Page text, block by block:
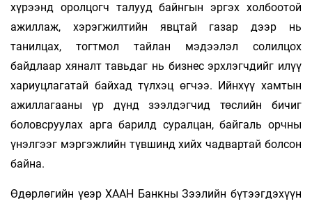
хүрээнд оролцогч талууд байнгын эргэх холбоотой
ажиллаж, хэрэгжилтийн явцтай газар дээр нь
танилцах, тогтмол тайлан мэдээлэл солилцох
байдлаар хяналт тавьдаг нь бизнес эрхлэгчдийг илүү
хариуцлагатай байхад түлхэц өгчээ. Ийнхүү хамтын
ажиллагааны үр дүнд зээлдэгчид төслийн бичиг
боловсруулах арга барилд суралцан, байгаль орчны
үнэлгээг мэргэжлийн түвшинд хийх чадвартай болсон
байна.
Өдөрлөгийн үеэр ХААН Банкны Зээлийн бүтээгдэхүүн